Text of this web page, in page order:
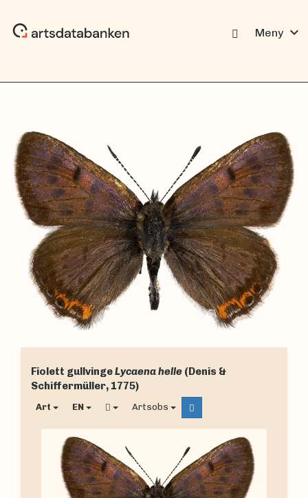
Meny expand_more
Fiolett gullvingeLycaena helle (Denis &
Schiffermüller, 1775)
Art EN Artsobs